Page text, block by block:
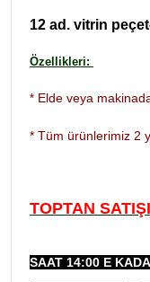
12 ad. vitrin
Özellikleri:
* Elde veya
* Tüm ürünlerimiz 2
TOPTAN
SAAT 14:00 E